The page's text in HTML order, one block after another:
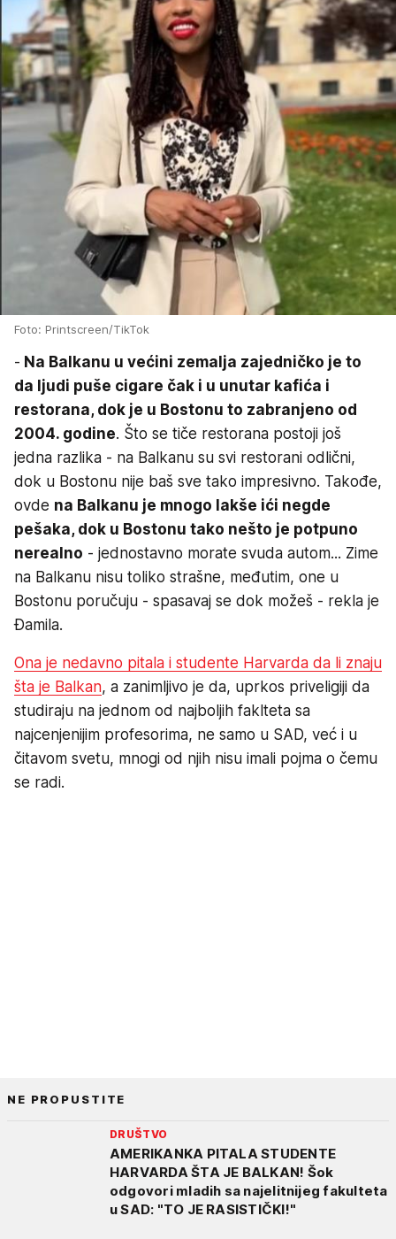
Foto: Printscreen/TikTok
- Na Balkanu u većini zemalja zajedničko je to
da ljudi puše cigare čak i u unutar kafića i
restorana, dok je u Bostonu to zabranjeno od
2004. godine. Što se tiče restorana postoji još
jedna razlika - na Balkanu su svi restorani odlični,
dok u Bostonu nije baš sve tako impresivno. Takođe,
ovde na Balkanu je mnogo lakše ići negde
pešaka, dok u Bostonu tako nešto je potpuno
nerealno - jednostavno morate svuda autom... Zime
na Balkanu nisu toliko strašne, međutim, one u
Bostonu poručuju - spasavaj se dok možeš - rekla je
Đamila.
Ona je nedavno pitala i studente Harvarda da li znaju
šta je Balkan, a zanimljivo je da, uprkos priveligiji da
studiraju na jednom od najboljih faklteta sa
najcenjenijim profesorima, ne samo u SAD, već i u
čitavom svetu, mnogi od njih nisu imali pojma o čemu
se radi.
NE PROPUSTITE
DRUŠTVO
AMERIKANKA PITALA STUDENTE
HARVARDA ŠTA JE BALKAN! Šok
odgovori mladih sa najelitnijeg fakulteta
u SAD: "TO JE RASISTIČKI!"